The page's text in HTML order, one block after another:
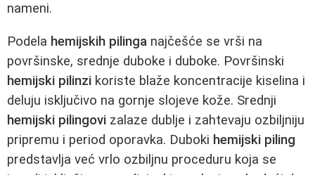
nameni.
Podela hemijskih pilinga najčešće se vrši na
površinske, srednje duboke i duboke. Površinski
hemijski pilinzi koriste blaže koncentracije kiselina i
deluju isključivo na gornje slojeve kože. Srednji
hemijski pilingovi zalaze dublje i zahtevaju ozbiljniju
pripremu i period oporavka. Duboki hemijski piling
predstavlja već vrlo ozbiljnu proceduru koja se